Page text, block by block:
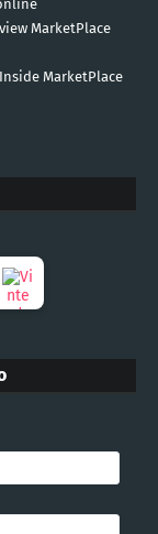
MarketPlace
MarketPlace